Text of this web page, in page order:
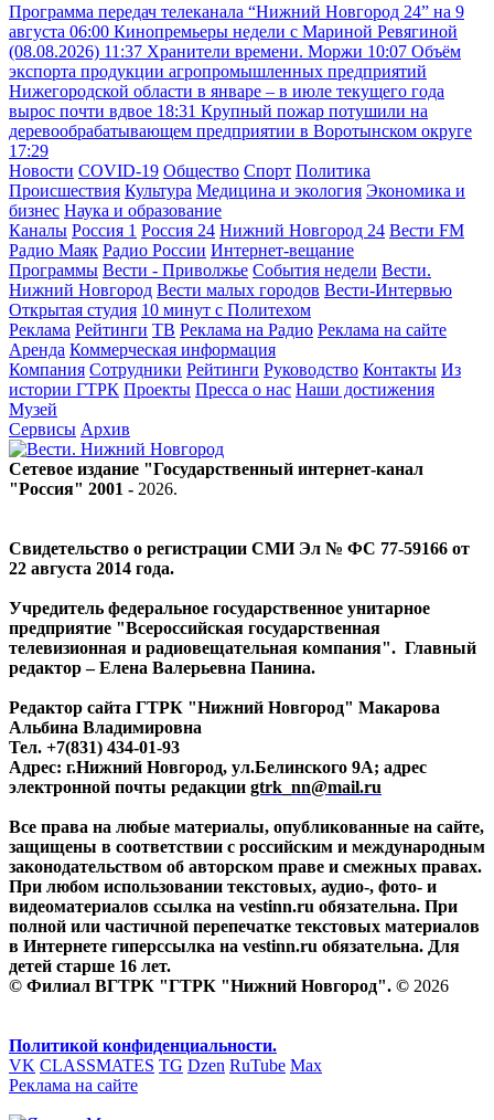
Программа передач телеканала “Нижний Новгород 24” на 9
августа 06:00 Кинопремьеры недели с Мариной Ревягиной
(08.08.2026) 11:37 Хранители времени. Моржи 10:07 Объём
экспорта продукции агропромышленных предприятий
Нижегородской области в январе – в июле текущего года
вырос почти вдвое 18:31 Крупный пожар потушили на
деревообрабатывающем предприятии в Воротынском округе
17:29
Новости COVID-19 Общество Спорт Политика
Происшествия Культура Медицина и экология Экономика и
бизнес Наука и образование
Каналы Россия 1 Россия 24 Нижний Новгород 24 Вести FM
Радио Маяк Радио России Интернет-вещание
Программы Вести - Приволжье События недели Вести.
Нижний Новгород Вести малых городов Вести-Интервью
Открытая студия 10 минут с Политехом
Реклама Рейтинги ТВ Реклама на Радио Реклама на сайте
Аренда Коммерческая информация
Компания Сотрудники Рейтинги Руководство Контакты Из
истории ГТРК Проекты Пресса о нас Наши достижения
Музей
Сервисы Архив
Сетевое издание "Государственный интернет-канал
"Россия" 2001 - 2026.
Свидетельство о регистрации СМИ Эл № ФС 77-59166 от
22 августа 2014 года.
Учредитель федеральное государственное унитарное
предприятие "Всероссийская государственная
телевизионная и радиовещательная компания". Главный
редактор – Елена Валерьевна Панина.
Редактор сайта ГТРК "Нижний Новгород" Макарова
Альбина Владимировна
Тел. +7(831) 434-01-93
Адрес: г.Нижний Новгород, ул.Белинского 9А; адрес
электронной почты редакции gtrk_nn@mail.ru
Все права на любые материалы, опубликованные на сайте,
защищены в соответствии с российским и международным
законодательством об авторском праве и смежных правах.
При любом использовании текстовых, аудио-, фото- и
видеоматериалов ссылка на vestinn.ru обязательна. При
полной или частичной перепечатке текстовых материалов
в Интернете гиперссылка на vestinn.ru обязательна. Для
детей старше 16 лет.
© Филиал ВГТРК "ГТРК "Нижний Новгород". © 2026
Политикой конфиденциальности.
VK CLASSMATES TG Dzen RuTube Max
Реклама на сайте